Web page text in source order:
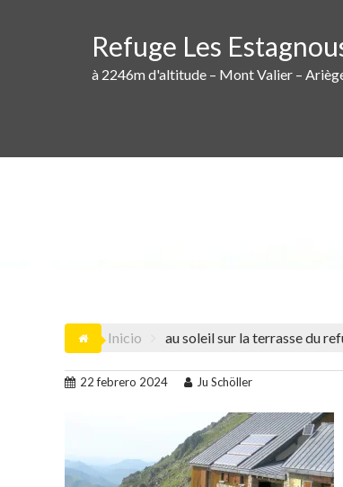
Refuge Les
à 2246m d'altitude – Mont Valier –
Inicio au soleil sur la terrasse du
22 febrero 2024 Ju Schöller